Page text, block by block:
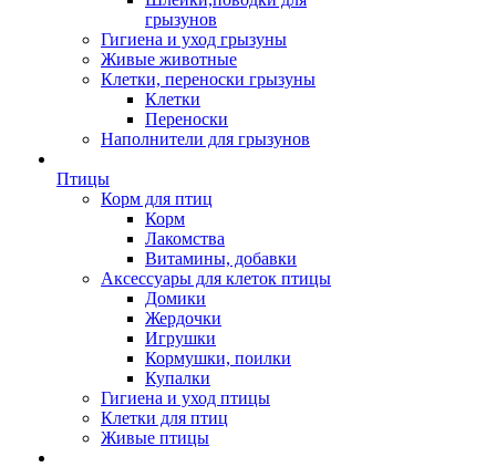
грызунов
Гигиена и уход грызуны
Живые животные
Клетки, переноски грызуны
Клетки
Переноски
Наполнители для грызунов
Птицы
Корм для птиц
Корм
Лакомства
Витамины, добавки
Аксессуары для клеток птицы
Домики
Жердочки
Игрушки
Кормушки, поилки
Купалки
Гигиена и уход птицы
Клетки для птиц
Живые птицы